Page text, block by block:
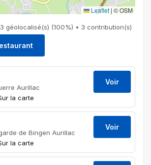
Leaflet | © OSM
géolocalisé(s) (100%) • 3 contribution(s)
Aurillac
la carte
Voir
de Bingen Aurillac
la carte
Voir